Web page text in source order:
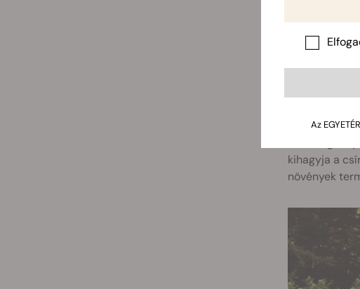
ÖNNEK
Ha a hím és
Ön
Ön képes
fajtáinak
Ha a
kihagyja a
növények
Az